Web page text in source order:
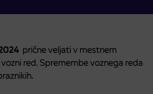
prične veljati v mestnem
red. Spremembe voznega reda